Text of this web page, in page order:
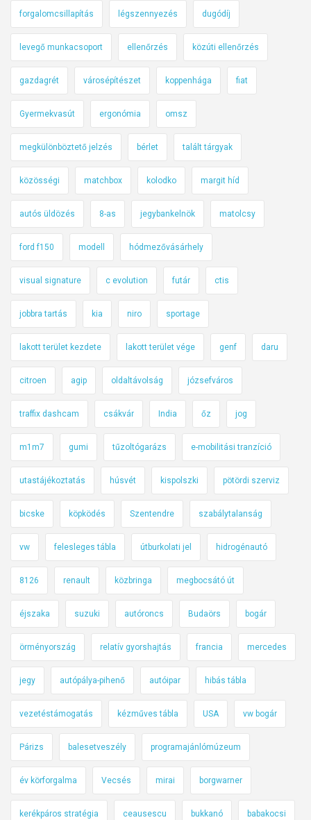
forgalomcsillapítás légszennyezés dugódíj
levegő munkacsoport ellenőrzés közúti ellenőrzés
gazdagrét városépítészet koppenhága fiat
Gyermekvasút ergonómia omsz
megkülönböztető jelzés bérlet talált tárgyak
közösségi matchbox kolodko margit híd
autós üldözés 8-as jegybankelnök matolcsy
ford f150 modell hódmezővásárhely
visual signature c evolution futár ctis
jobbra tartás kia niro sportage
lakott terület kezdete lakott terület vége genf daru
citroen agip oldaltávolság józsefváros
traffix dashcam csákvár India őz jog
m1m7 gumi tűzoltógarázs e-mobilitási tranzíció
utastájékoztatás húsvét kispolszki pötördi szerviz
bicske köpködés Szentendre szabálytalanság
vw felesleges tábla útburkolati jel hidrogénautó
8126 renault közbringa megbocsátó út
éjszaka suzuki autóroncs Budaörs bogár
örményország relatív gyorshajtás francia mercedes
jegy autópálya-pihenő autóipar hibás tábla
vezetéstámogatás kézműves tábla USA vw bogár
Párizs balesetveszély programajánlómúzeum
év körforgalma Vecsés mirai borgwarner
kerékpáros stratégia ceausescu bukkanó babakocsi